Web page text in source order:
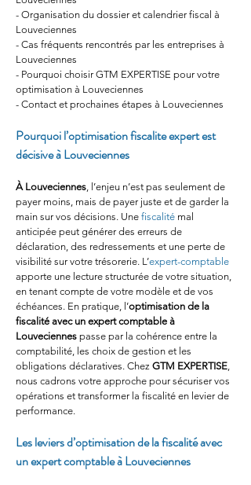
- Organisation du dossier et calendrier fiscal à
Louveciennes
- Cas fréquents rencontrés par les entreprises à
Louveciennes
- Pourquoi choisir GTM EXPERTISE pour votre
optimisation à Louveciennes
- Contact et prochaines étapes à Louveciennes
Pourquoi l’optimisation fiscalite expert est
décisive à Louveciennes
À Louveciennes, l’enjeu n’est pas seulement de
payer moins, mais de payer juste et de garder la
main sur vos décisions. Une fiscalité mal
anticipée peut générer des erreurs de
déclaration, des redressements et une perte de
visibilité sur votre trésorerie. L’expert-comptable
apporte une lecture structurée de votre situation,
en tenant compte de votre modèle et de vos
échéances. En pratique, l’optimisation de la
fiscalité avec un expert comptable à
Louveciennes passe par la cohérence entre la
comptabilité, les choix de gestion et les
obligations déclaratives. Chez GTM EXPERTISE,
nous cadrons votre approche pour sécuriser vos
opérations et transformer la fiscalité en levier de
performance.
Les leviers d’optimisation de la fiscalité avec
un expert comptable à Louveciennes